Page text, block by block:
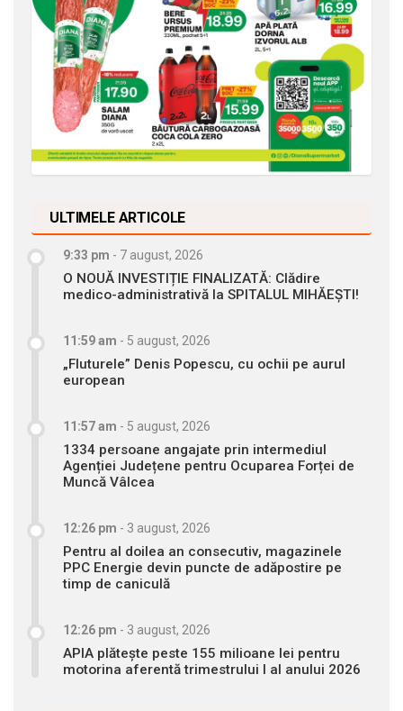
ULTIMELE ARTICOLE
9:33 pm - 7 august, 2026
O NOUĂ INVESTIȚIE FINALIZATĂ: Clădire
medico-administrativă la SPITALUL MIHĂEȘTI!
11:59 am - 5 august, 2026
„Fluturele” Denis Popescu, cu ochii pe aurul
european
11:57 am - 5 august, 2026
1334 persoane angajate prin intermediul
Agenției Județene pentru Ocuparea Forței de
Muncă Vâlcea
12:26 pm - 3 august, 2026
Pentru al doilea an consecutiv, magazinele
PPC Energie devin puncte de adăpostire pe
timp de caniculă
12:26 pm - 3 august, 2026
APIA plătește peste 155 milioane lei pentru
motorina aferentă trimestrului I al anului 2026